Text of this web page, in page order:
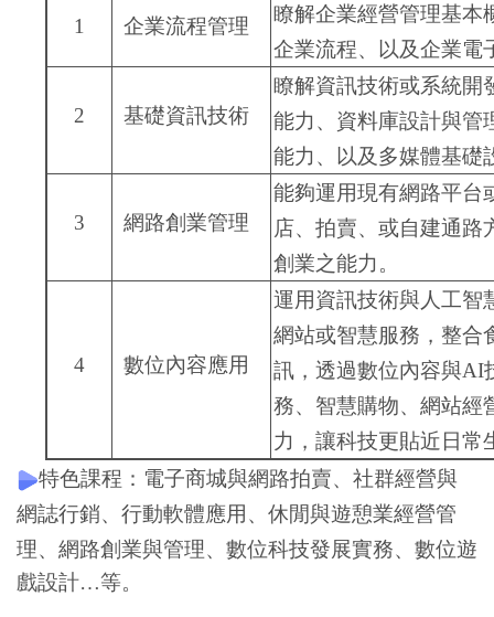
1 企業流程管理
瞭解企業經營管理基本
企業流程、以及企業電
2 基礎資訊技術
瞭解資訊技術或系統開
能力、資料庫設計與管
能力、以及多媒體基礎
3 網路創業管理
能夠運用現有網路平台
店、拍賣、或自建通路
創業之能力。
4 數位內容應用
運用資訊技術與人工智
網站或智慧服務，整合
訊，透過數位內容與AI
務、智慧購物、網站經
力，讓科技更貼近日常
特色課程：電子商城與網路拍賣、社群經營與
網誌行銷、行動軟體應用、休閒與遊憩業經營管
理、網路創業與管理、數位科技發展實務、數位遊
戲設計…等。